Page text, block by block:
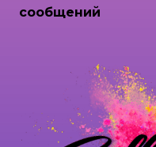
сообщений